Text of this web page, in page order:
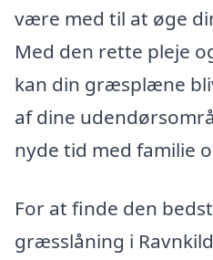
være med til at øge
Med den rette pleje
kan din græsplæne
af dine
nyde tid med familie
For at finde den
græsslåning i